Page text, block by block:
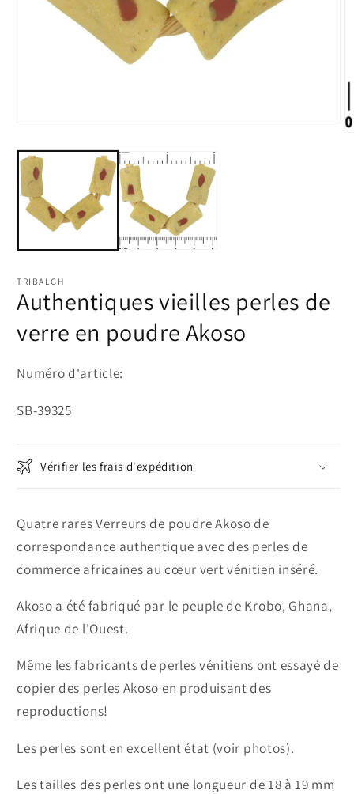
média
1
dans
une
fenêtre
modale
TRIBALGH
Authentiques vieilles perles de
verre en poudre Akoso
Numéro d'article:
SKU:
SB-39325
Vérifier les frais d'expédition
Quatre rares Verreurs de poudre Akoso de
correspondance authentique avec des perles de
commerce africaines au cœur vert vénitien inséré.
Akoso a été fabriqué par le peuple de Krobo, Ghana,
Afrique de l'Ouest.
Même les fabricants de perles vénitiens ont essayé de
copier des perles Akoso en produisant des
reproductions!
Les perles sont en excellent état (voir photos).
Les tailles des perles ont une longueur de 18 à 19 mm